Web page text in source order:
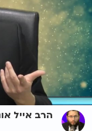
הרב אייל